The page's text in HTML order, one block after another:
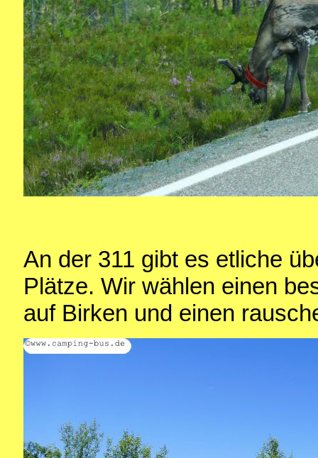
An der 311 gibt es etliche
Plätze. Wir wählen einen
auf Birken und einen